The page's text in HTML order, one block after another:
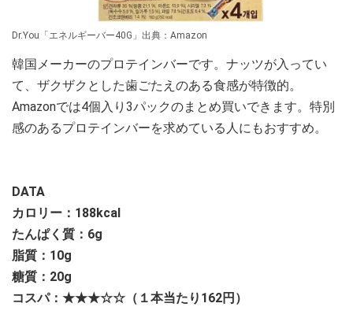
Dr.You「エネルギーバー40G」出典：Amazon
韓国メーカーのプロテインバーです。ナッツが入ってい
て、ザクザクとした歯ごたえのある食感が特徴的。
Amazonでは4個入り3パックのまとめ買いできます。特別
感のあるプロテインバーを求めている人にもおすすめ。
DATA
カロリー：188kcal
たんぱく質：6g
脂質：10g
糖質：20g
コスパ：★★★☆☆（１本当たり162円）